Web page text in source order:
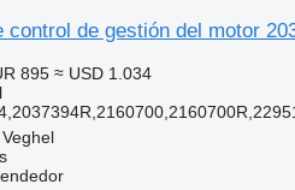
control de gestión del motor
895 ≈ USD 1.034